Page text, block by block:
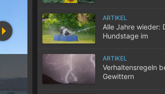
10 Tipps für einen
ARTIKEL
Alle Jahre wieder:
Hundstage im
ARTIKEL
Verhaltensregeln
Gewittern